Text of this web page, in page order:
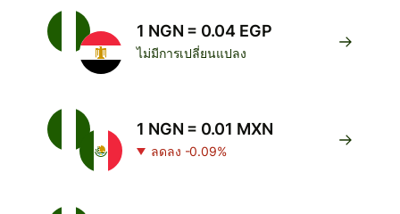
1 NGN = 0.04 EGP
ไม่มีการเปลี่ยนแปลง
1 NGN = 0.01 MXN
ลดลง -0.09%